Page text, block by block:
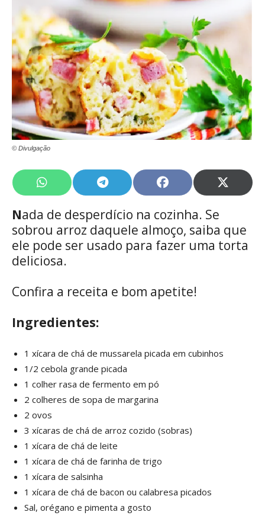
© Divulgação
Share
on
WhatsApp
Share
on
Telegram
Share
on
Facebook
Share
on
Nada de desperdício na cozinha. Se
sobrou arroz daquele almoço, saiba que
ele pode ser usado para fazer uma torta
deliciosa.
Confira a receita e bom apetite!
Ingredientes:
1 xícara de chá de mussarela picada em cubinhos
1/2 cebola grande picada
1 colher rasa de fermento em pó
2 colheres de sopa de margarina
2 ovos
3 xícaras de chá de arroz cozido (sobras)
1 xícara de chá de leite
1 xícara de chá de farinha de trigo
1 xícara de salsinha
1 xícara de chá de bacon ou calabresa picados
Sal, orégano e pimenta a gosto